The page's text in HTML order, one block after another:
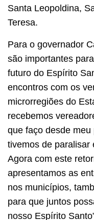
Santa Leopoldina,
Teresa.
Para o governador
são importantes
futuro do Espírito
encontros com os
microrregiões do
recebemos
que faço desde
tivemos de paralisar
Agora com este
apresentamos as
nos municípios,
para que juntos
nosso Espírito